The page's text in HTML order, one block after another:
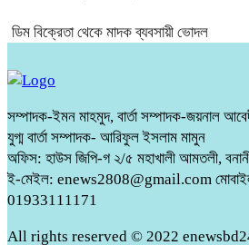
ডিম বিক্রেতা থেকে মাদক ব্যবসায়ী ভোদল
সম্পাদক-ইমন মাহমুদ, বার্তা সম্পাদক-জয়নাল
যুগ্ম বার্তা সম্পাদক- আরিফুল ইসলাম মামুন
অফিস: হাউস জিপি-গ ২/৫ মহাখালী আমতলী,
ই-মেইল: enews2808@gmail.com
01933111171
All rights reserved © 2022